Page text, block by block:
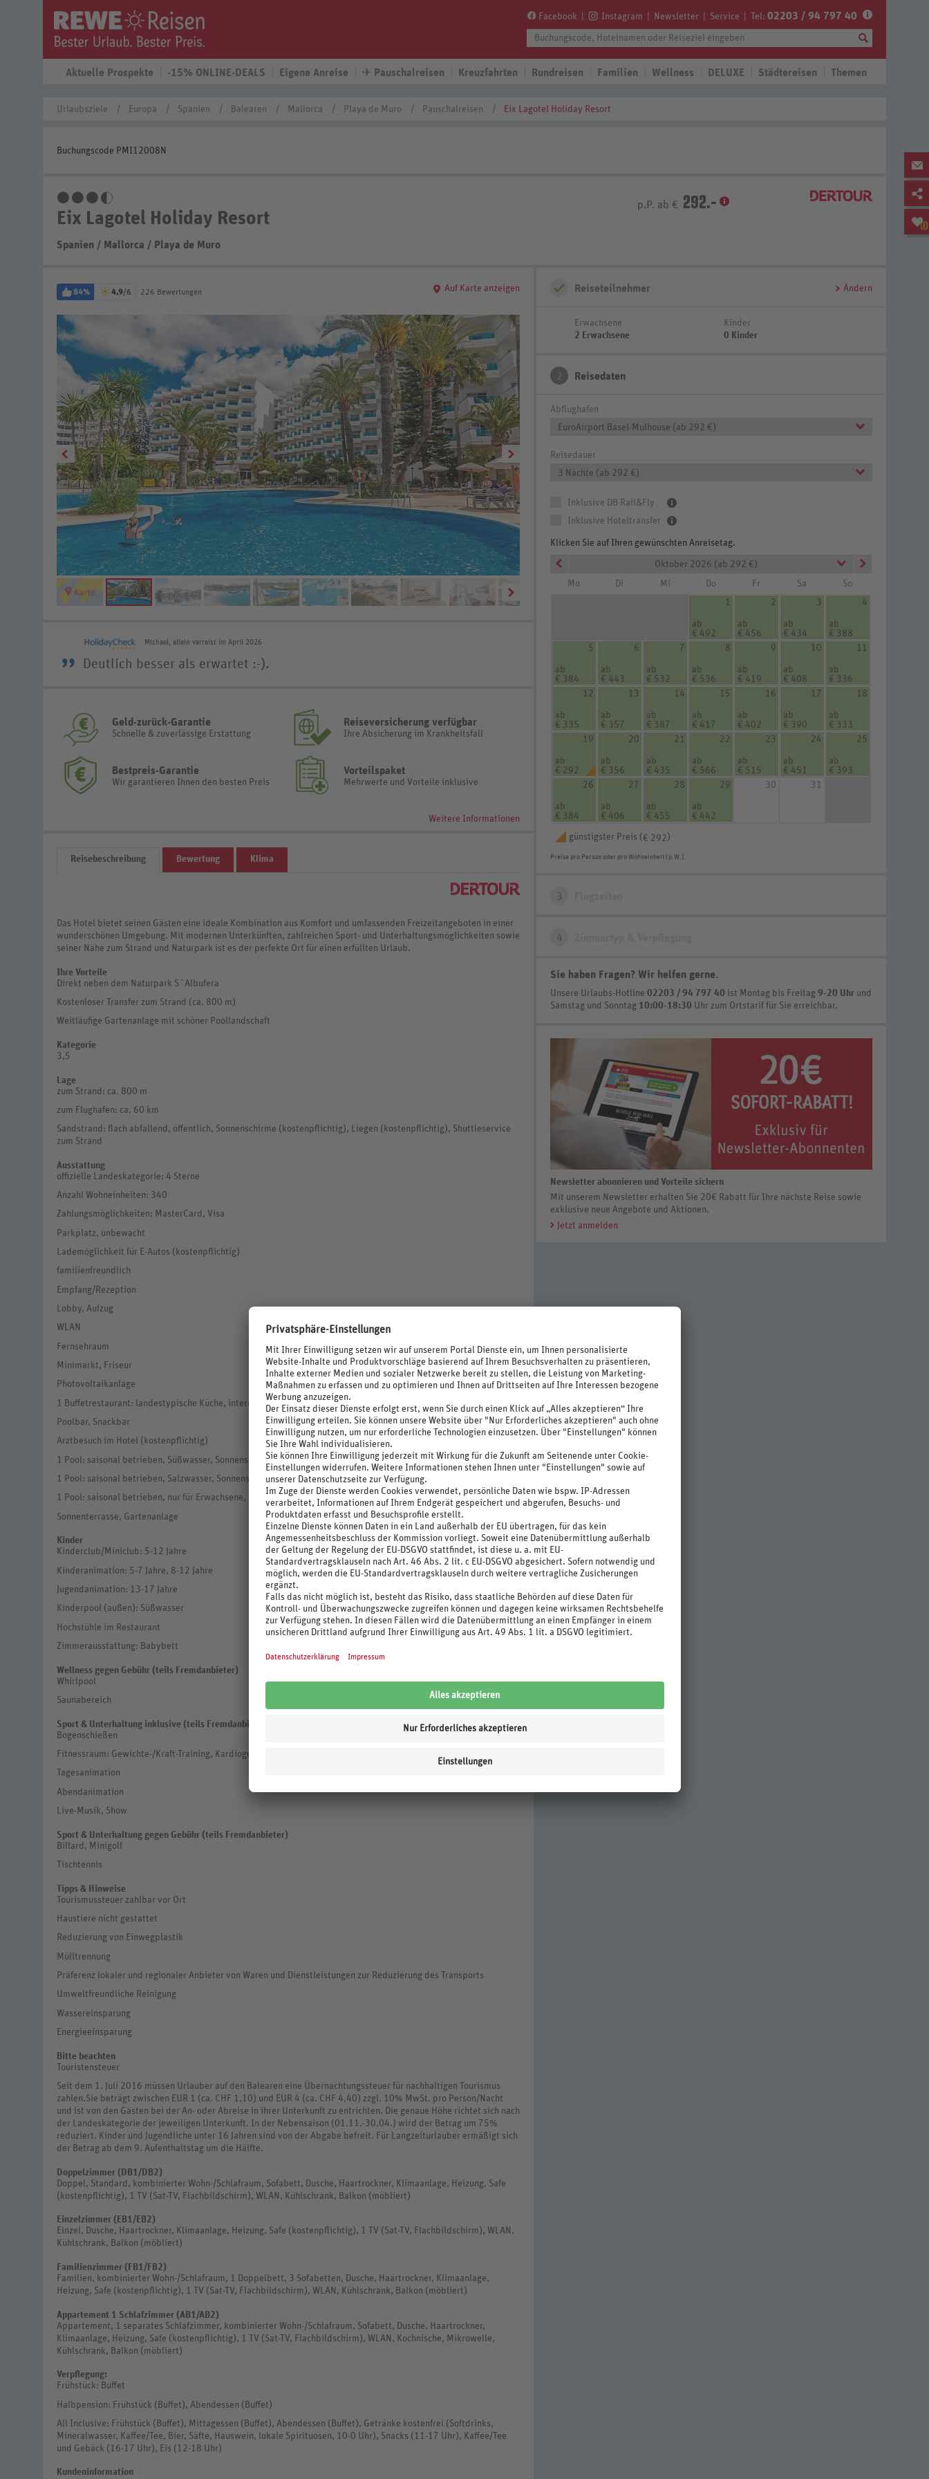
Facebook Instagram Newsletter Service Tel: 02203 / 94 797 40
Aktuelle Prospekte -15% ONLINE-DEALS Eigene Anreise ✈ Pauschalreisen Kreuzfahrten Rundreisen Familien Wellness DELUXE Städtereisen Themen
0
Urlaubsziele Europa Spanien Balearen Mallorca Playa de Muro Pauschalreisen Eix Lagotel Holiday Resort
Buchungscode PMI12008N
Eix Lagotel Holiday Resort
Spanien / Mallorca / Playa de Muro
p.P. ab € 292.-
84% 4,9/6 226 Bewertungen Auf Karte anzeigen
Michael, allein verreist im April 2026
” Deutlich besser als erwartet :-).
Geld-zurück-Garantie
Schnelle & zuverlässige Erstattung
Reiseversicherung verfügbar
Ihre Absicherung im Krankheitsfall
Bestpreis-Garantie
Wir garantieren Ihnen den besten Preis
Vorteilspaket
Mehrwerte und Vorteile inklusive
Weitere Informationen
Reisebeschreibung Bewertung Klima
Das Hotel bietet seinen Gästen eine ideale Kombination aus Komfort und umfassenden Freizeitangeboten in einer
wunderschönen Umgebung. Mit modernen Unterkünften, zahlreichen Sport- und Unterhaltungsmöglichkeiten sowie
seiner Nähe zum Strand und Naturpark ist es der perfekte Ort für einen erfüllten Urlaub.
Ihre Vorteile
Direkt neben dem Naturpark S´Albufera
Kostenloser Transfer zum Strand (ca. 800 m)
Weitläufige Gartenanlage mit schöner Poollandschaft
Kategorie
3,5
Lage
zum Strand: ca. 800 m
zum Flughafen: ca. 60 km
Sandstrand: flach abfallend, öffentlich, Sonnenschirme (kostenpflichtig), Liegen (kostenpflichtig), Shuttleservice
zum Strand
Ausstattung
offizielle Landeskategorie: 4 Sterne
Anzahl Wohneinheiten: 340
Zahlungsmöglichkeiten: MasterCard, Visa
Parkplatz, unbewacht
Lademöglichkeit für E-Autos (kostenpflichtig)
familienfreundlich
Empfang/Rezeption
Lobby, Aufzug
WLAN
Fernsehraum
Minimarkt, Friseur
Photovoltaikanlage
1 Buffetrestaurant: landestypische Küche, internationale Küche
Poolbar, Snackbar
Arztbesuch im Hotel (kostenpflichtig)
1 Pool: saisonal betrieben, Süßwasser, Sonnenschirme, Liegen
1 Pool: saisonal betrieben, Salzwasser, Sonnenschirme, Liegen
1 Pool: saisonal betrieben, nur für Erwachsene, Süßwasser, Sonnenschirme, Liegen
Sonnenterrasse, Gartenanlage
Kinder
Kinderclub/Miniclub: 5-12 Jahre
Kinderanimation: 5-7 Jahre, 8-12 Jahre
Jugendanimation: 13-17 Jahre
Kinderpool (außen): Süßwasser
Hochstühle im Restaurant
Zimmerausstattung: Babybett
Wellness gegen Gebühr (teils Fremdanbieter)
Whirlpool
Saunabereich
Sport & Unterhaltung inklusive (teils Fremdanbieter)
Bogenschießen
Fitnessraum: Gewichte-/Kraft-Training, Kardiogeräte
Tagesanimation
Abendanimation
Live-Musik, Show
Sport & Unterhaltung gegen Gebühr (teils Fremdanbieter)
Billard, Minigolf
Tischtennis
Tipps & Hinweise
Tourismussteuer zahlbar vor Ort
Haustiere nicht gestattet
Reduzierung von Einwegplastik
Mülltrennung
Präferenz lokaler und regionaler Anbieter von Waren und Dienstleistungen zur Reduzierung des Transports
Umweltfreundliche Reinigung
Wassereinsparung
Energieeinsparung
Bitte beachten
Touristensteuer
Seit dem 1. Juli 2016 müssen Urlauber auf den Balearen eine Übernachtungssteuer für nachhaltigen Tourismus
zahlen.Sie beträgt zwischen EUR 1 (ca. CHF 1,10) und EUR 4 (ca. CHF 4,40) zzgl. 10% MwSt. pro Person/Nacht
und ist von den Gästen bei der An- oder Abreise in ihrer Unterkunft zu entrichten. Die genaue Höhe richtet sich nach
der Landeskategorie der jeweiligen Unterkunft. In der Nebensaison (01.11.-30.04.) wird der Betrag um 75%
reduziert. Kinder und Jugendliche unter 16 Jahren sind von der Abgabe befreit. Für Langzeiturlauber ermäßigt sich
der Betrag ab dem 9. Aufenthaltstag um die Hälfte.
Doppelzimmer (DB1/DB2)
Doppel, Standard, kombinierter Wohn-/Schlafraum, Sofabett, Dusche, Haartrockner, Klimaanlage, Heizung, Safe
(kostenpflichtig), 1 TV (Sat-TV, Flachbildschirm), WLAN, Kühlschrank, Balkon (möbliert)
Einzelzimmer (EB1/EB2)
Einzel, Dusche, Haartrockner, Klimaanlage, Heizung, Safe (kostenpflichtig), 1 TV (Sat-TV, Flachbildschirm), WLAN,
Kühlschrank, Balkon (möbliert)
Familienzimmer (FB1/FB2)
Familien, kombinierter Wohn-/Schlafraum, 1 Doppelbett, 3 Sofabetten, Dusche, Haartrockner, Klimaanlage,
Heizung, Safe (kostenpflichtig), 1 TV (Sat-TV, Flachbildschirm), WLAN, Kühlschrank, Balkon (möbliert)
Appartement 1 Schlafzimmer (AB1/AB2)
Appartement, 1 separates Schlafzimmer, kombinierter Wohn-/Schlafraum, Sofabett, Dusche, Haartrockner,
Klimaanlage, Heizung, Safe (kostenpflichtig), 1 TV (Sat-TV, Flachbildschirm), WLAN, Kochnische, Mikrowelle,
Kühlschrank, Balkon (möbliert)
Verpflegung:
Frühstück: Buffet
Halbpension: Frühstück (Buffet), Abendessen (Buffet)
All Inclusive: Frühstück (Buffet), Mittagessen (Buffet), Abendessen (Buffet), Getränke kostenfrei (Softdrinks,
Mineralwasser, Kaffee/Tee, Bier, Säfte, Hauswein, lokale Spirituosen, 10-0 Uhr), Snacks (11-17 Uhr), Kaffee/Tee
und Gebäck (16-17 Uhr), Eis (12-18 Uhr)
Kundeninformation
Reiseteilnehmer Ändern
Erwachsene
2 Erwachsene
Kinder
0 Kinder
2 Reisedaten
Abflughafen
EuroAirport Basel-Mulhouse (ab 292 €)
Reisedauer
3 Nächte (ab 292 €)
Inklusive DB Rail&Fly
Inklusive Hoteltransfer
Klicken Sie auf Ihren gewünschten Anreisetag.
Oktober 2026 (ab 292 €)
Mo
Di Mi Do Fr Sa
So
1
ab
€ 492
2
ab
€ 456
3
ab
€ 434
4
ab
€ 388
5
ab
€ 384
6
ab
€ 443
7
ab
€ 532
8
ab
€ 536
9
ab
€ 419
10
ab
€ 408
11
ab
€ 336
12
ab
€ 335
13
ab
€ 357
14
ab
€ 387
15
ab
€ 417
16
ab
€ 402
17
ab
€ 390
18
ab
€ 333
19
ab
€ 292
20
ab
€ 356
21
ab
€ 435
22
ab
€ 566
23
ab
€ 515
24
ab
€ 451
25
ab
€ 393
26
ab
€ 384
27
ab
€ 406
28
ab
€ 455
29
ab
€ 442
30 31
günstigster Preis ( € 292 )
Preise pro Person oder pro Wohneinheit (p.W.).
3
4
Sie haben Fragen? Wir helfen gerne.
Unsere Urlaubs-Hotline 02203 / 94 797 40 ist Montag bis Freitag 9-20 Uhr und
Samstag und Sonntag 10:00-18:30 Uhr zum Ortstarif für Sie erreichbar.
Newsletter abonnieren und Vorteile sichern
Mit unserem Newsletter erhalten Sie 20€ Rabatt für Ihre nächste Reise sowie
exklusive neue Angebote und Aktionen.
Jetzt anmelden